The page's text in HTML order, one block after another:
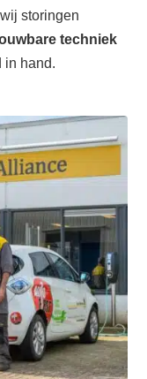
storingen
techniek
in hand.